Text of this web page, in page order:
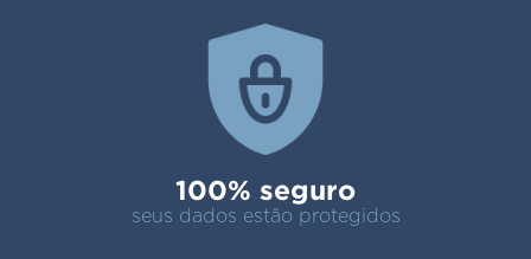
100% seguro
seus dados estão protegidos